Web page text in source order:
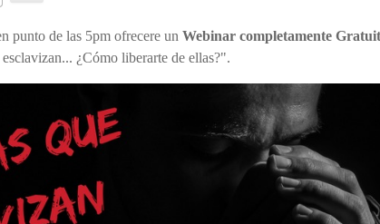
punto de las 5pm ofrecere un Webinar completamente
¿Cómo liberarte de ellas?".